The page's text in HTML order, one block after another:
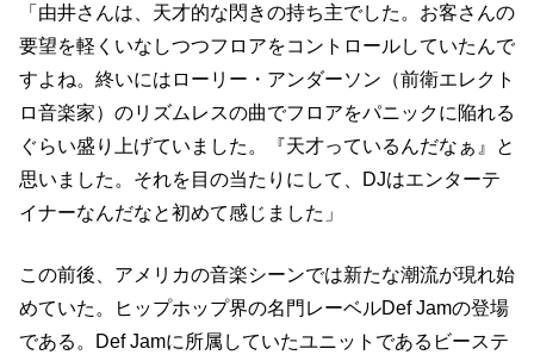
「由井さんは、天才的な閃きの持ち主でした。お客さんの
要望を軽くいなしつつフロアをコントロールしていたんで
すよね。終いにはローリー・アンダーソン（前衛エレクト
ロ音楽家）のリズムレスの曲でフロアをパニックに陥れる
ぐらい盛り上げていました。『天才っているんだなぁ』と
思いました。それを目の当たりにして、DJはエンターテ
イナーなんだなと初めて感じました」
この前後、アメリカの音楽シーンでは新たな潮流が現れ始
めていた。ヒップホップ界の名門レーベルDef Jamの登場
である。Def Jamに所属していたユニットであるビーステ